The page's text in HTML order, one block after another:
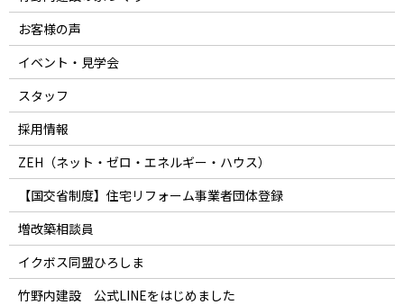
お客様の声
イベント・見学会
スタッフ
採用情報
ZEH（ネット・ゼロ・エネルギー・ハウス）
【国交省制度】住宅リフォーム事業者団体登録
増改築相談員
イクボス同盟ひろしま
竹野内建設 公式LINEをはじめました